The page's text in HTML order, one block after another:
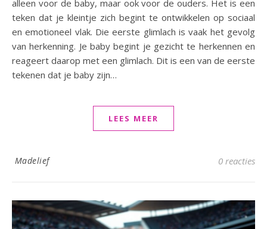
alleen voor de baby, maar ook voor de ouders. Het is een
teken dat je kleintje zich begint te ontwikkelen op sociaal
en emotioneel vlak. Die eerste glimlach is vaak het gevolg
van herkenning. Je baby begint je gezicht te herkennen en
reageert daarop met een glimlach. Dit is een van de eerste
tekenen dat je baby zijn…
LEES MEER
Madelief 0 reacties